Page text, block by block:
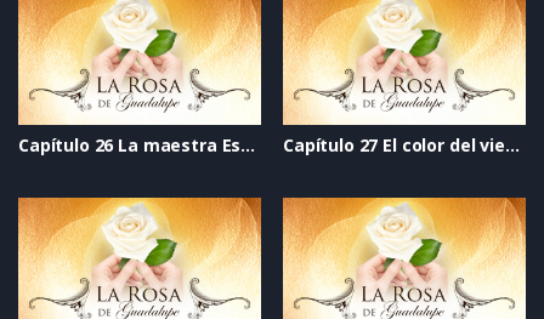
Capítulo 26 La maestra Estelita Capítulo 27 El color del viento